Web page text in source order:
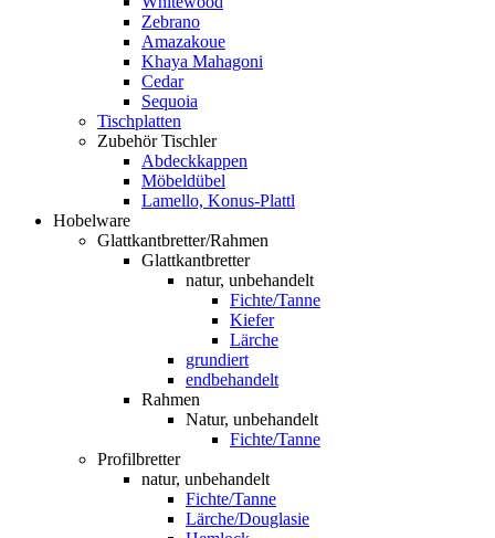
Zebrano
Amazakoue
Khaya Mahagoni
Cedar
Sequoia
Tischplatten
Zubehör Tischler
Abdeckkappen
Möbeldübel
Lamello, Konus-Plattl
Hobelware
Glattkantbretter/Rahmen
Glattkantbretter
natur, unbehandelt
Fichte/Tanne
Kiefer
Lärche
grundiert
endbehandelt
Rahmen
Natur, unbehandelt
Fichte/Tanne
Profilbretter
natur, unbehandelt
Fichte/Tanne
Lärche/Douglasie